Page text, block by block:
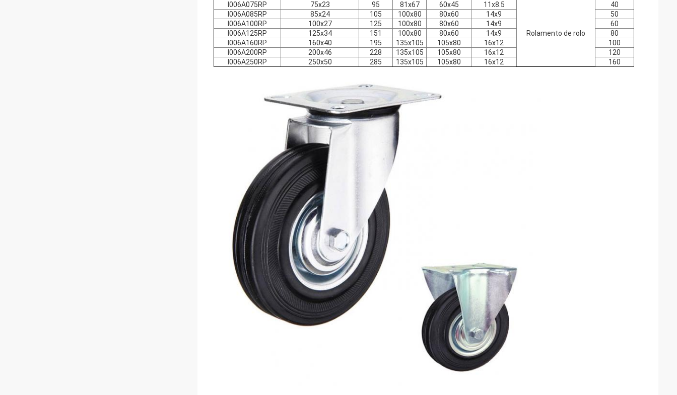
I006A075RP
75x23 95 81x67 60x45 11x8.5
Rolamento de rolo
40
I006A085RP
85x24 105 100x80 80x60 14x9
50
I006A100RP
100x27 125 100x80 80x60 14x9
60
I006A125RP
125x34 151 100x80 80x60 14x9
80
I006A160RP
160x40 195 135x105 105x80 16x12
100
I006A200RP
200x46 228 135x105 105x80 16x12
120
I006A250RP
250x50 285 135x105 105x80 16x12 160